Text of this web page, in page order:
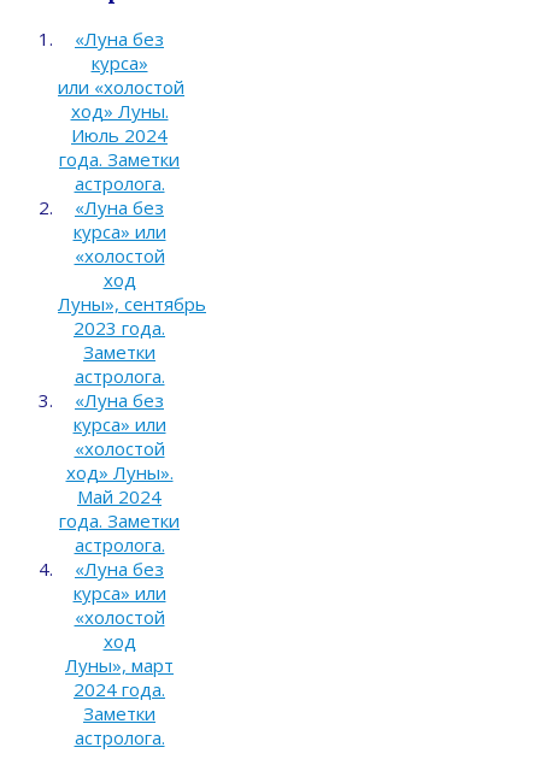
«Луна без
курса»
или «холостой
ход» Луны.
Июль 2024
года. Заметки
астролога.
«Луна без
курса» или
«холостой
ход
Луны», сентябрь
2023 года.
Заметки
астролога.
«Луна без
курса» или
«холостой
ход» Луны».
Май 2024
года. Заметки
астролога.
«Луна без
курса» или
«холостой
ход
Луны», март
2024 года.
Заметки
астролога.